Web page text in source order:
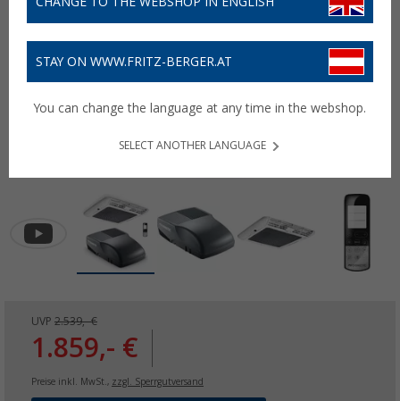
UVP 2.539,- €
1.859,- €
Preise inkl. MwSt., zzgl. Sperrgutversand
STAY ON WWW.FRITZ-BERGER.AT
You can change the language at any time in the webshop.
SELECT ANOTHER LANGUAGE